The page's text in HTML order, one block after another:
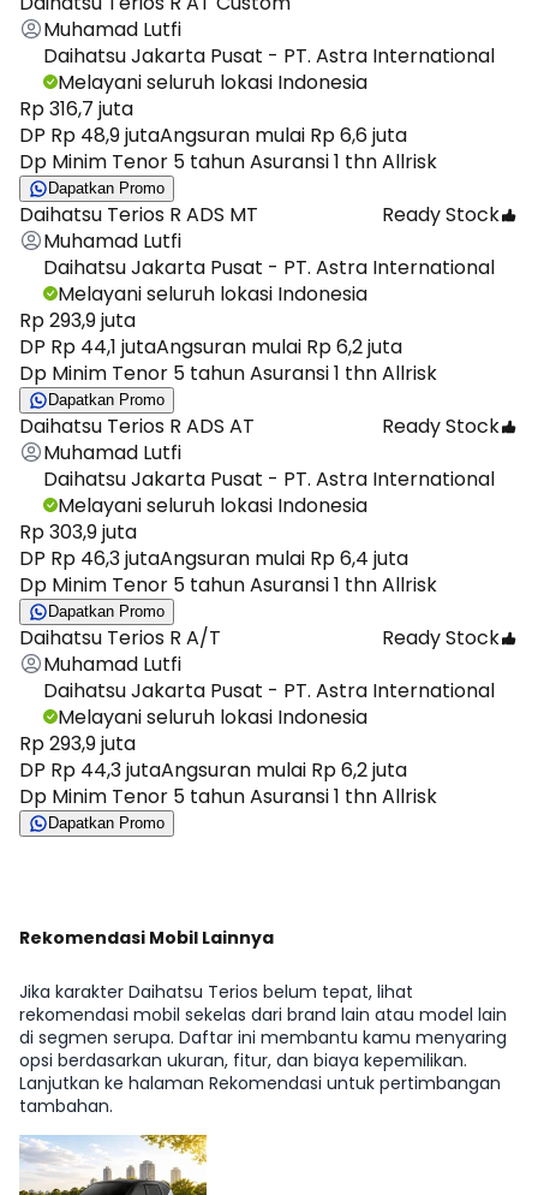
Muhamad Lutfi
Daihatsu Jakarta Pusat - PT. Astra International
Melayani seluruh lokasi Indonesia
Rp 316,7 juta
DP Rp 48,9 jutaAngsuran mulai Rp 6,6 juta
Dp Minim Tenor 5 tahun Asuransi 1 thn Allrisk
Dapatkan Promo
Daihatsu Terios R ADS MT
Ready Stock
Muhamad Lutfi
Daihatsu Jakarta Pusat - PT. Astra International
Melayani seluruh lokasi Indonesia
Rp 293,9 juta
DP Rp 44,1 jutaAngsuran mulai Rp 6,2 juta
Dp Minim Tenor 5 tahun Asuransi 1 thn Allrisk
Dapatkan Promo
Daihatsu Terios R ADS AT
Ready Stock
Muhamad Lutfi
Daihatsu Jakarta Pusat - PT. Astra International
Melayani seluruh lokasi Indonesia
Rp 303,9 juta
DP Rp 46,3 jutaAngsuran mulai Rp 6,4 juta
Dp Minim Tenor 5 tahun Asuransi 1 thn Allrisk
Dapatkan Promo
Daihatsu Terios R A/T
Ready Stock
Muhamad Lutfi
Daihatsu Jakarta Pusat - PT. Astra International
Melayani seluruh lokasi Indonesia
Rp 293,9 juta
DP Rp 44,3 jutaAngsuran mulai Rp 6,2 juta
Dp Minim Tenor 5 tahun Asuransi 1 thn Allrisk
Dapatkan Promo
Rekomendasi Mobil Lainnya
Jika karakter Daihatsu Terios belum tepat, lihat
rekomendasi mobil sekelas dari brand lain atau model lain
di segmen serupa. Daftar ini membantu kamu menyaring
opsi berdasarkan ukuran, fitur, dan biaya kepemilikan.
Lanjutkan ke halaman Rekomendasi untuk pertimbangan
tambahan.